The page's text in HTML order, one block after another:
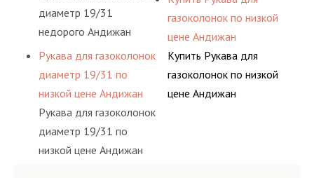
диаметр 19/31
недорого Андижан
Рукава для газоколонок
диаметр 19/31 по
низкой цене Андижан
Рукава для газоколонок
диаметр 19/31 по
низкой цене Андижан
газоколонок по низкой
цене Андижан
Купить Рукава для
газоколонок по низкой
цене Андижан